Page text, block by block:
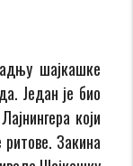
шајкашке
Један је био
који
Закина